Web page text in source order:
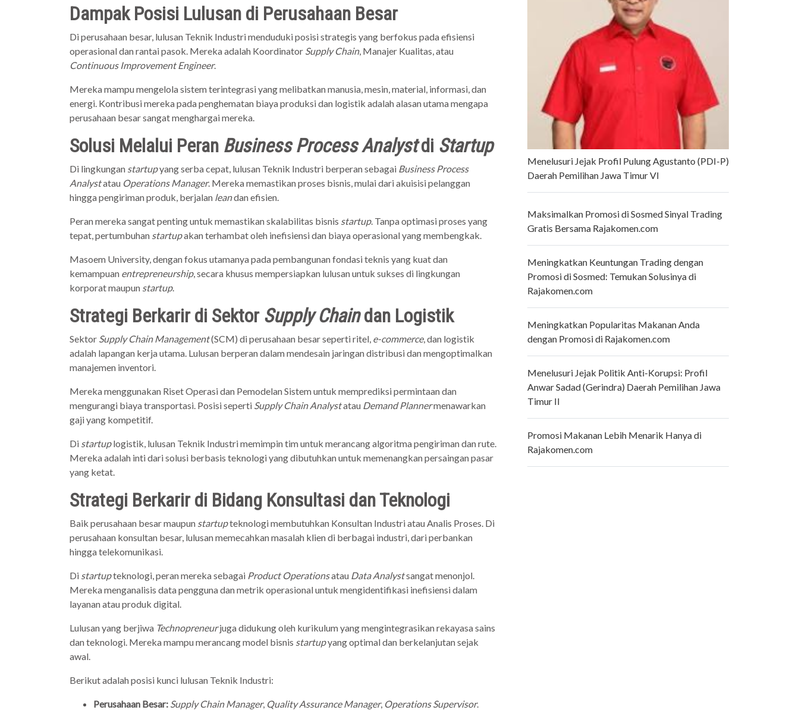
Dampak Posisi Lulusan di Perusahaan Besar
Di perusahaan besar, lulusan Teknik Industri menduduki posisi strategis yang berfokus pada efisiensi
operasional dan rantai pasok. Mereka adalah Koordinator Supply Chain, Manajer Kualitas, atau
Continuous Improvement Engineer.
Mereka mampu mengelola sistem terintegrasi yang melibatkan manusia, mesin, material, informasi, dan
energi. Kontribusi mereka pada penghematan biaya produksi dan logistik adalah alasan utama mengapa
perusahaan besar sangat menghargai mereka.
Solusi Melalui Peran Business Process Analystdi Startup
Di lingkungan startupyang serba cepat, lulusan Teknik Industri berperan sebagai Business Process
Analystatau Operations Manager. Mereka memastikan proses bisnis, mulai dari akuisisi pelanggan
hingga pengiriman produk, berjalan leandan efisien.
Peran mereka sangat penting untuk memastikan skalabilitas bisnis startup. Tanpa optimasi proses yang
tepat, pertumbuhan startupakan terhambat oleh inefisiensi dan biaya operasional yang membengkak.
Masoem University, dengan fokus utamanya pada pembangunan fondasi teknis yang kuat dan
kemampuan entrepreneurship, secara khusus mempersiapkan lulusan untuk sukses di lingkungan
korporat maupun startup.
Strategi Berkarir di Sektor Supply Chaindan Logistik
Sektor Supply Chain Management(SCM) di perusahaan besar seperti ritel, e-commerce, dan logistik
adalah lapangan kerja utama. Lulusan berperan dalam mendesain jaringan distribusi dan mengoptimalkan
manajemen inventori.
Mereka menggunakan Riset Operasi dan Pemodelan Sistem untuk memprediksi permintaan dan
mengurangi biaya transportasi. Posisi seperti Supply Chain Analystatau Demand Plannermenawarkan
gaji yang kompetitif.
Di startuplogistik, lulusan Teknik Industri memimpin tim untuk merancang algoritma pengiriman dan rute.
Mereka adalah inti dari solusi berbasis teknologi yang dibutuhkan untuk memenangkan persaingan pasar
yang ketat.
Strategi Berkarir di Bidang Konsultasi dan Teknologi
Baik perusahaan besar maupun startupteknologi membutuhkan Konsultan Industri atau Analis Proses. Di
perusahaan konsultan besar, lulusan memecahkan masalah klien di berbagai industri, dari perbankan
hingga telekomunikasi.
Di startupteknologi, peran mereka sebagai Product Operationsatau Data Analystsangat menonjol.
Mereka menganalisis data pengguna dan metrik operasional untuk mengidentifikasi inefisiensi dalam
layanan atau produk digital.
Lulusan yang berjiwa Technopreneurjuga didukung oleh kurikulum yang mengintegrasikan rekayasa sains
dan teknologi. Mereka mampu merancang model bisnis startupyang optimal dan berkelanjutan sejak
awal.
Berikut adalah posisi kunci lulusan Teknik Industri:
Perusahaan Besar: Supply Chain Manager, Quality Assurance Manager, Operations Supervisor.
Menelusuri Jejak Profil Pulung Agustanto (PDI-P)
Daerah Pemilihan Jawa Timur VI
Maksimalkan Promosi di Sosmed Sinyal Trading
Gratis Bersama Rajakomen.com
Meningkatkan Keuntungan Trading dengan
Promosi di Sosmed: Temukan Solusinya di
Rajakomen.com
Meningkatkan Popularitas Makanan Anda
dengan Promosi di Rajakomen.com
Menelusuri Jejak Politik Anti-Korupsi: Profil
Anwar Sadad (Gerindra) Daerah Pemilihan Jawa
Timur II
Promosi Makanan Lebih Menarik Hanya di
Rajakomen.com